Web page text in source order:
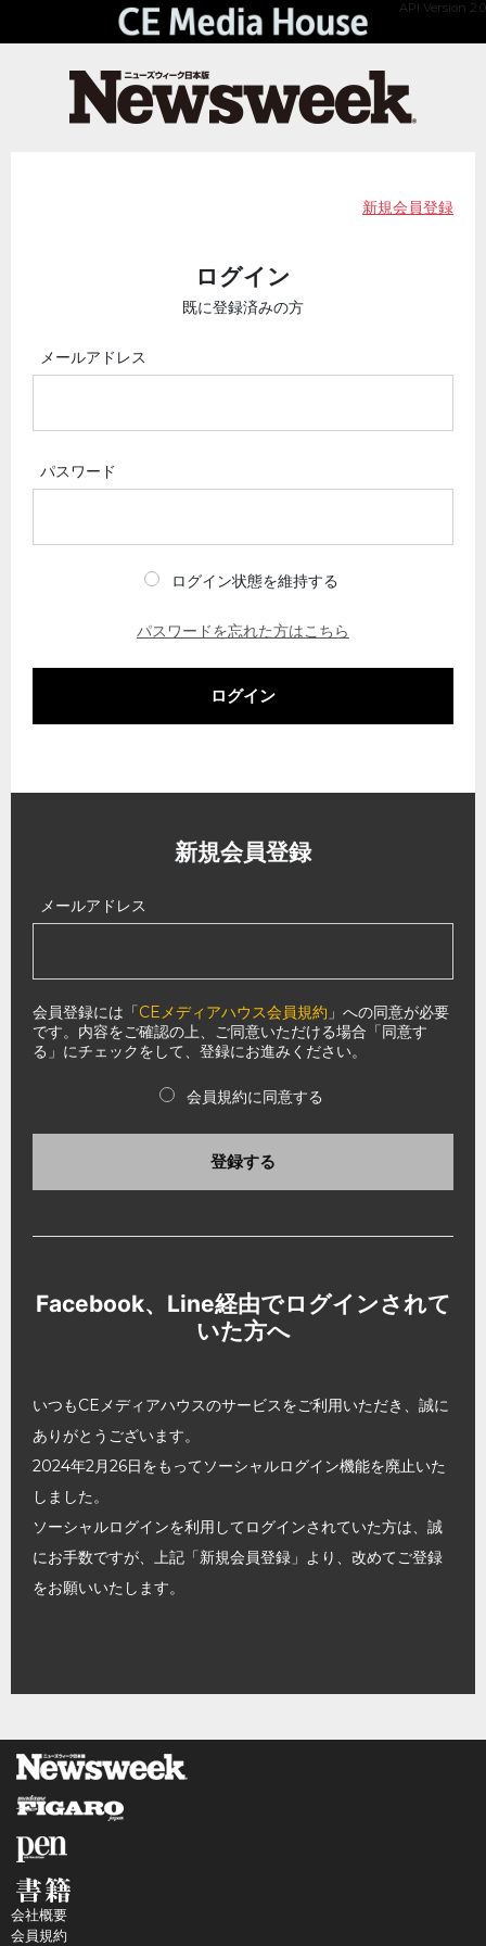
API Version 2.0
新規会員登録
ログイン
既に登録済みの方
メールアドレス
パスワード
ログイン状態を維持する
パスワードを忘れた方はこちら
ログイン
新規会員登録
メールアドレス
会員登録には「CEメディアハウス会員規約 」への同意が必要
です。内容をご確認の上、ご同意いただける場合「同意す
る」にチェックをして、登録にお進みください。
会員規約に同意する
登録する
Facebook、Line経由でログインされて
いた方へ
いつもCEメディアハウスのサービスをご利用いただき、誠に
ありがとうございます。
2024年2月26日をもってソーシャルログイン機能を廃止いた
しました。
ソーシャルログインを利用してログインされていた方は、誠
にお手数ですが、上記「新規会員登録」より、改めてご登録
をお願いいたします。
会社概要
会員規約